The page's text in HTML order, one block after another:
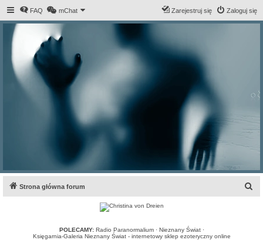
FAQ mChat Zaloguj się
Zarejestruj się
Strona główna forum
POLECAMY: Radio Paranormalium· Nieznany Świat·
Księgarnia-Galeria Nieznany Świat - internetowy sklep ezoteryczny online